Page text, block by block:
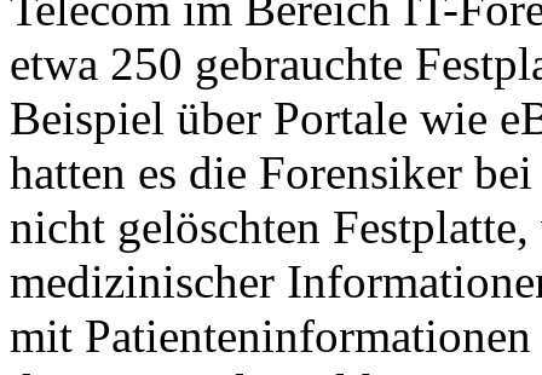
etwa 250 gebrauchte
Beispiel über Portale wie
hatten es die Forensiker
nicht gelöschten
medizinischer
mit Patienteninformationen